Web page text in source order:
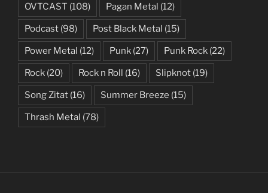
OVTCAST (108) Pagan Metal (12)
Podcast (98) Post Black Metal (15)
Power Metal (12) Punk (27) Punk Rock (22)
Rock (20) Rock n Roll (16) Slipknot (19)
Song Zitat (16) Summer Breeze (15)
Thrash Metal (78)